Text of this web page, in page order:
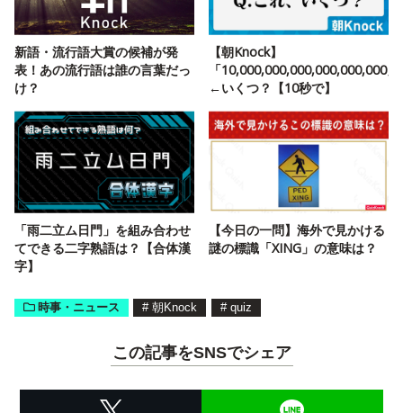
新語・流行語大賞の候補が発
表！あの流行語は誰の言葉だっ
け？
【朝Knock】
「10,000,000,000,000,000,000」
←いくつ？【10秒で】
「雨二立ム日門」を組み合わせ
てできる二字熟語は？【合体漢
字】
【今日の一問】海外で見かける
謎の標識「XING」の意味は？
時事・ニュース # 朝Knock # quiz
この記事をSNSでシェア